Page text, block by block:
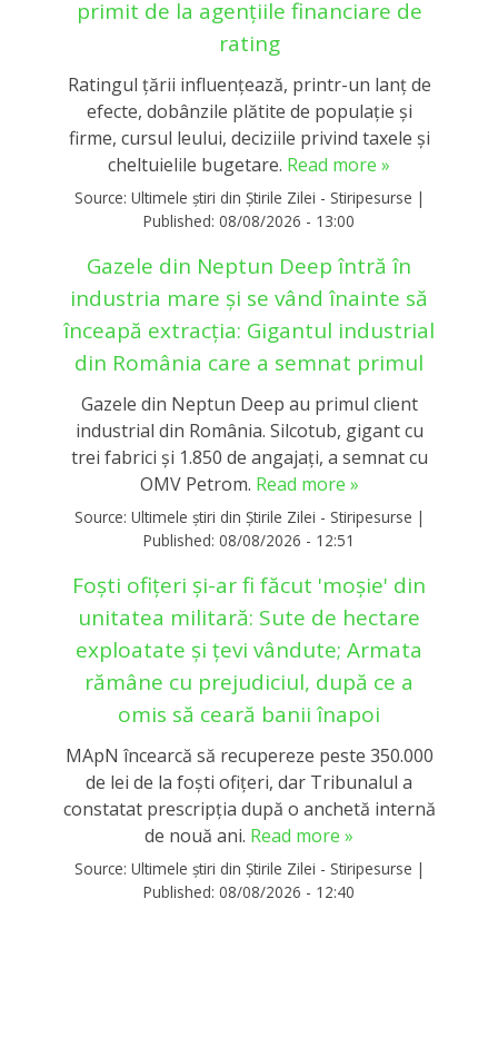
primit de la agențiile financiare de
rating
Ratingul țării influențează, printr-un lanț de
efecte, dobânzile plătite de populație și
firme, cursul leului, deciziile privind taxele și
cheltuielile bugetare. Read more »
Source: Ultimele știri din Știrile Zilei - Stiripesurse |
Published: 08/08/2026 - 13:00
Gazele din Neptun Deep întră în
industria mare și se vând înainte să
înceapă extracția: Gigantul industrial
din România care a semnat primul
Gazele din Neptun Deep au primul client
industrial din România. Silcotub, gigant cu
trei fabrici și 1.850 de angajați, a semnat cu
OMV Petrom. Read more »
Source: Ultimele știri din Știrile Zilei - Stiripesurse |
Published: 08/08/2026 - 12:51
Foști ofițeri și-ar fi făcut 'moșie' din
unitatea militară: Sute de hectare
exploatate și țevi vândute; Armata
rămâne cu prejudiciul, după ce a
omis să ceară banii înapoi
MApN încearcă să recupereze peste 350.000
de lei de la foști ofițeri, dar Tribunalul a
constatat prescripția după o anchetă internă
de nouă ani. Read more »
Source: Ultimele știri din Știrile Zilei - Stiripesurse |
Published: 08/08/2026 - 12:40